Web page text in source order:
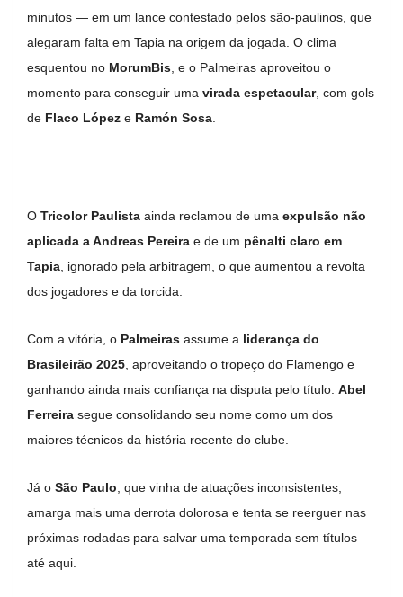
minutos — em um lance contestado pelos são-paulinos, que
alegaram falta em Tapia na origem da jogada. O clima
esquentou no MorumBis , e o Palmeiras aproveitou o
momento para conseguir uma virada espetacular, com gols
de Flaco López e Ramón Sosa
O Tricolor Paulista ainda reclamou de uma expulsão não
aplicada a Andreas Pereira e de um pênalti claro em
Tapia , ignorado pela arbitragem, o que aumentou a revolta
dos jogadores e da torcida.
Com a vitória, o Palmeiras assume a liderança do
Brasileirão 2025 , aproveitando o tropeço do Flamengo e
ganhando ainda mais confiança na disputa pelo título. Abel
Ferreira segue consolidando seu nome como um dos
maiores técnicos da história recente do clube.
Já o São Paulo , que vinha de atuações inconsistentes,
amarga mais uma derrota dolorosa e tenta se reerguer nas
próximas rodadas para salvar uma temporada sem títulos
até aqui.